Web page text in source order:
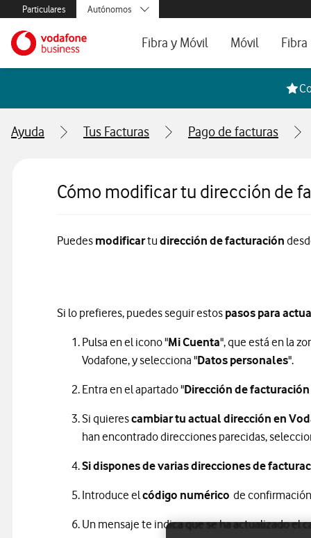
Menús secundarios. Enlace a particulares, empresas y
Particulares
Menus de segmentación para empresas y autónomos
Autónomos
y AA.PP.
Ir a la pagina principal de vodafone.esFibra y Móvil
Configura tu tarifa
Mi Negocio Pro
Móvil
Tarifas de Móvil
Líneas
Fibra
Ayuda Tus Facturas Pago de facturas
Cómo modificar tu dirección de
Puedes modificartu dirección de facturación
Si lo prefieres, puedes seguir estos pasos para
Pulsa en el icono "Mi Cuenta", que está en la
Vodafone, y selecciona "Datos personales".
Entra en el apartado "Dirección de
Si quierescambiar tu actual dirección en
han encontrado direcciones parecidas,
Si dispones de varias direcciones de
Introduce elcódigo numérico de
Un mensaje te indica que se ha actualizado el